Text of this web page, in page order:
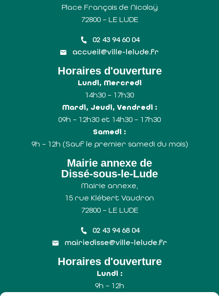
Place François de Nicolaÿ
72800 – LE LUDE
02 43 94 60 04
accueil@ville-lelude.fr
Horaires d'ouverture
Lundi, Mercredi
14h30 – 17h30
Mardi, Jeudi, Vendredi :
09h – 12h30 et 14h30 – 17h30
Samedi :
9h – 12h (Sauf le premier samedi du mois)
Mairie annexe de
Dissé-sous-le-Lude
Mairie annexe,
15 rue Klébert Vaudron
72800 – LE LUDE
02 43 94 68 04
mairiedisse@ville-lelude.fr
Horaires d'ouverture
Lundi :
9h – 12h